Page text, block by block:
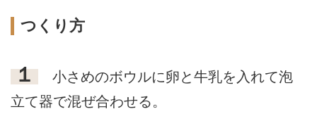
つくり方
１
小さめのボウルに卵と牛乳を入れて泡
立て器で混ぜ合わせる。